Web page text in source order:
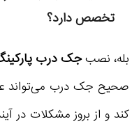
تخصص دارد؟
بله، نصبجک درب
صحیح جک درب می‌تواند
کند و از بروز مشکلات در